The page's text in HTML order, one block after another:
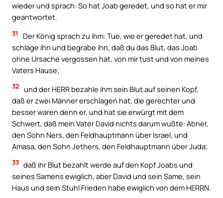
wieder und sprach: So hat Joab geredet, und so hat er mir
geantwortet.
31
Der König sprach zu ihm: Tue, wie er geredet hat, und
schlage ihn und begrabe ihn, daß du das Blut, das Joab
ohne Ursache vergossen hat, von mir tust und von meines
Vaters Hause;
32 und der HERR bezahle ihm sein Blut auf seinen Kopf,
daß er zwei Männer erschlagen hat, die gerechter und
besser waren denn er, und hat sie erwürgt mit dem
Schwert, daß mein Vater David nichts darum wußte: Abner,
den Sohn Ners, den Feldhauptmann über Israel, und
Amasa, den Sohn Jethers, den Feldhauptmann über Juda;
33 daß ihr Blut bezahlt werde auf den Kopf Joabs und
seines Samens ewiglich, aber David und sein Same, sein
Haus und sein Stuhl Frieden habe ewiglich von dem HERRN.